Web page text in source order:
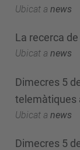
Ubicat a news
La recerca
Ubicat a news
Dimecres 5
telemàtiques
Ubicat a news
Dimecres 5